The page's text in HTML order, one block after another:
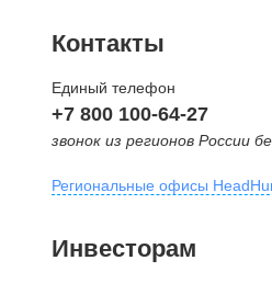
Контакты
Единый телефон
+7 800 100-64-27
звонок из регионов России
Региональные офисы
внутригородская территория
Инвесторам